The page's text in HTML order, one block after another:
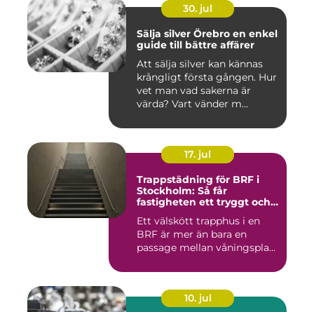
30. jul
Sälja silver Örebro en enkel
guide till bättre affärer
Att sälja silver kan kännas
krångligt första gången. Hur
vet man vad sakerna är
värda? Vart vänder m...
17. jul
Trappstädning för BRF i
Stockholm: Så får
fastigheten ett tryggt och
Ett välskött trapphus i en
BRF är mer än bara en
passage mellan våningspla...
10. jul